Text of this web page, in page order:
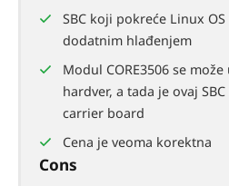
SBC koji pokreće Linux
dodatnim hlađenjem
Modul CORE3506 se
hardver, a tada je ovaj
carrier board
Cena je veoma korektna
Cons